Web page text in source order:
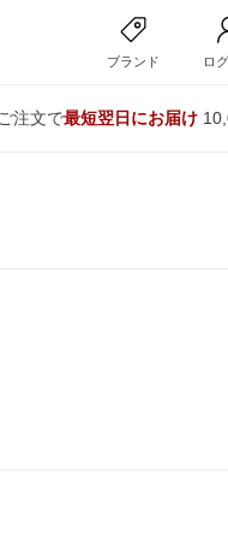
ブランド ロ
注文で最短翌日にお届け